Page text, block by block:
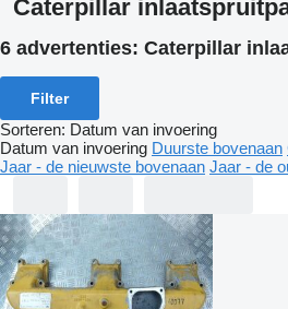
Caterpillar
6 advertenties: Caterpillar
Filter
Sorteren: Datum van invoering
Datum van invoering Duurste bovenaan
Jaar - de nieuwste bovenaan Jaar - de